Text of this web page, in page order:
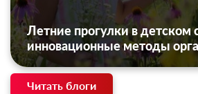
Летние прогулки в детском
инновационные методы
Читать блоги